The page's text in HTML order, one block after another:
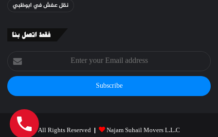
نقل عفش في ابوظبي
فقط اتصل بنا
Enter
your
Email
address
All Rights Reserved | Najam Suhail Movers L.L.C